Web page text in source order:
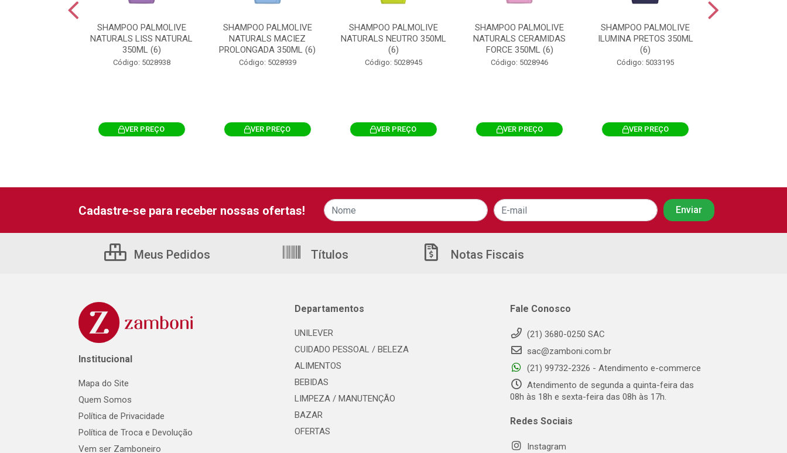
SHAMPOO PALMOLIVE
NATURALS LISS NATURAL
350ML (6)
Código: 5028938
VER PREÇO
SHAMPOO PALMOLIVE
NATURALS MACIEZ
PROLONGADA 350ML (6)
Código: 5028939
VER PREÇO
SHAMPOO PALMOLIVE
NATURALS NEUTRO 350ML
(6)
Código: 5028945
VER PREÇO
SHAMPOO PALMOLIVE
NATURALS CERAMIDAS
FORCE 350ML (6)
Código: 5028946
VER PREÇO
SHAMPOO PALMOLIVE
ILUMINA PRETOS 350ML
(6)
Código: 5033195
VER PREÇO
Cadastre-se para receber nossas ofertas!
Meus Pedidos Títulos Notas Fiscais
Institucional
Mapa do Site
Quem Somos
Política de Privacidade
Política de Troca e Devolução
Vem ser Zamboneiro
Departamentos
UNILEVER
CUIDADO PESSOAL / BELEZA
ALIMENTOS
BEBIDAS
LIMPEZA / MANUTENÇÃO
BAZAR
OFERTAS
Fale Conosco
(21) 3680-0250 SAC
sac@zamboni.com.br
(21) 99732-2326 - Atendimento e-commerce
Atendimento de segunda a quinta-feira das
08h às 18h e sexta-feira das 08h às 17h.
Redes Sociais
Instagram